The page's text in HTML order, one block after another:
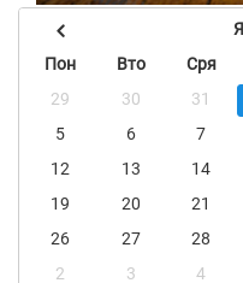
Пон
Вто Сря
29
30 31
5
6 7
12
13 14
19
20 21
26
27 28
2
3 4